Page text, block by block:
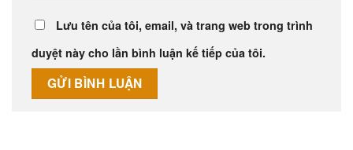
Lưu tên của tôi, email, và trang web trong trình
duyệt này cho lần bình luận kế tiếp của tôi.